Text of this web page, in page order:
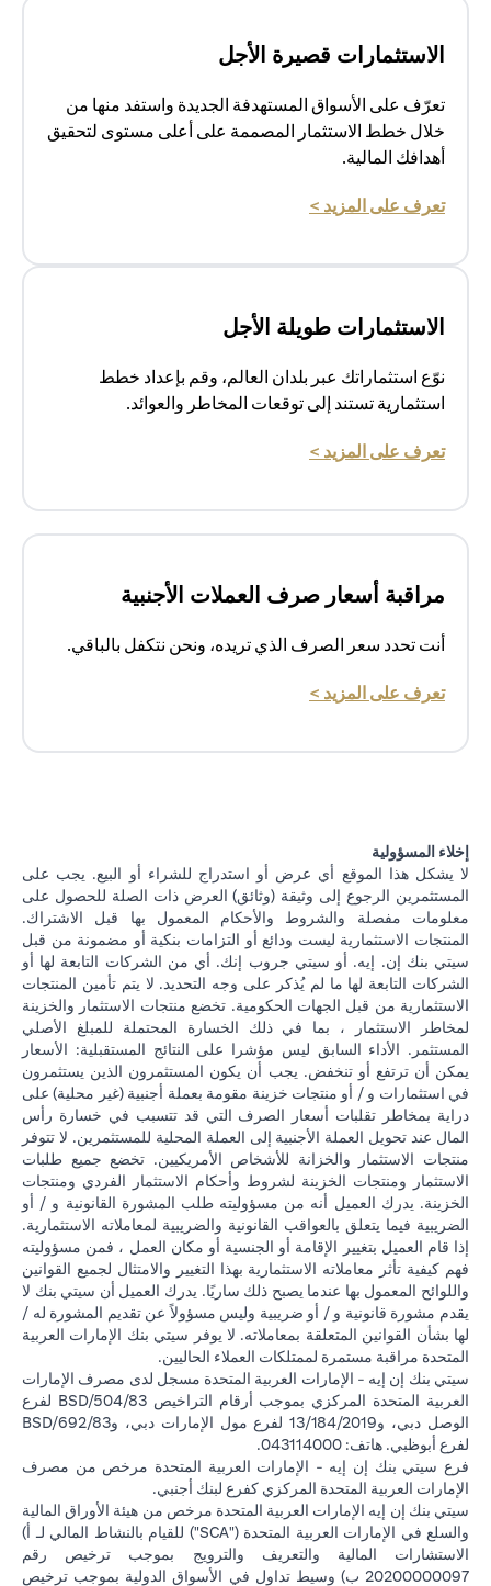
الاستثمارات قصيرة الأجل
تعرّف على الأسواق المستهدفة الجديدة واستفد منها من
خلال خطط الاستثمار المصممة على أعلى مستوى لتحقيق
أهدافك المالية.
تعرف على المزيد >
الاستثمارات طويلة الأجل
نوّع استثماراتك عبر بلدان العالم، وقم بإعداد خطط
استثمارية تستند إلى توقعات المخاطر والعوائد.
تعرف على المزيد >
مراقبة أسعار صرف العملات الأجنبية
أنت تحدد سعر الصرف الذي تريده، ونحن نتكفل بالباقي.
تعرف على المزيد >
إخلاء المسؤولية
لا يشكل هذا الموقع أي عرض أو استدراج للشراء أو البيع. يجب على
المستثمرين الرجوع إلى وثيقة (وثائق) العرض ذات الصلة للحصول على
معلومات مفصلة والشروط والأحكام المعمول بها قبل الاشتراك.
المنتجات الاستثمارية ليست ودائع أو التزامات بنكية أو مضمونة من قبل
سيتي بنك إن. إيه. أو سيتي جروب إنك. أي من الشركات التابعة لها أو
الشركات التابعة لها ما لم يُذكر على وجه التحديد. لا يتم تأمين المنتجات
الاستثمارية من قبل الجهات الحكومية. تخضع منتجات الاستثمار والخزينة
لمخاطر الاستثمار ، بما في ذلك الخسارة المحتملة للمبلغ الأصلي
المستثمر. الأداء السابق ليس مؤشرا على النتائج المستقبلية: الأسعار
يمكن أن ترتفع أو تنخفض. يجب أن يكون المستثمرون الذين يستثمرون
في استثمارات و / أو منتجات خزينة مقومة بعملة أجنبية (غير محلية) على
دراية بمخاطر تقلبات أسعار الصرف التي قد تتسبب في خسارة رأس
المال عند تحويل العملة الأجنبية إلى العملة المحلية للمستثمرين. لا تتوفر
منتجات الاستثمار والخزانة للأشخاص الأمريكيين. تخضع جميع طلبات
الاستثمار ومنتجات الخزينة لشروط وأحكام الاستثمار الفردي ومنتجات
الخزينة. يدرك العميل أنه من مسؤوليته طلب المشورة القانونية و / أو
الضريبية فيما يتعلق بالعواقب القانونية والضريبية لمعاملاته الاستثمارية.
إذا قام العميل بتغيير الإقامة أو الجنسية أو مكان العمل ، فمن مسؤوليته
فهم كيفية تأثر معاملاته الاستثمارية بهذا التغيير والامتثال لجميع القوانين
واللوائح المعمول بها عندما يصبح ذلك ساريًا. يدرك العميل أن سيتي بنك لا
يقدم مشورة قانونية و / أو ضريبية وليس مسؤولاً عن تقديم المشورة له /
لها بشأن القوانين المتعلقة بمعاملاته. لا يوفر سيتي بنك الإمارات العربية
المتحدة مراقبة مستمرة لممتلكات العملاء الحاليين.
سيتي بنك إن إيه - الإمارات العربية المتحدة مسجل لدى مصرف الإمارات
العربية المتحدة المركزي بموجب أرقام التراخيص BSD/504/83 لفرع
الوصل دبي، و13/184/2019 لفرع مول الإمارات دبي، وBSD/692/83
لفرع أبوظبي. هاتف: 043114000.
فرع سيتي بنك إن إيه - الإمارات العربية المتحدة مرخص من مصرف
الإمارات العربية المتحدة المركزي كفرع لبنك أجنبي.
سيتي بنك إن إيه الإمارات العربية المتحدة مرخص من هيئة الأوراق المالية
والسلع في الإمارات العربية المتحدة ("SCA") للقيام بالنشاط المالي لـ أ)
الاستشارات المالية والتعريف والترويج بموجب ترخيص رقم
20200000097 ب) وسيط تداول في الأسواق الدولية بموجب ترخيص